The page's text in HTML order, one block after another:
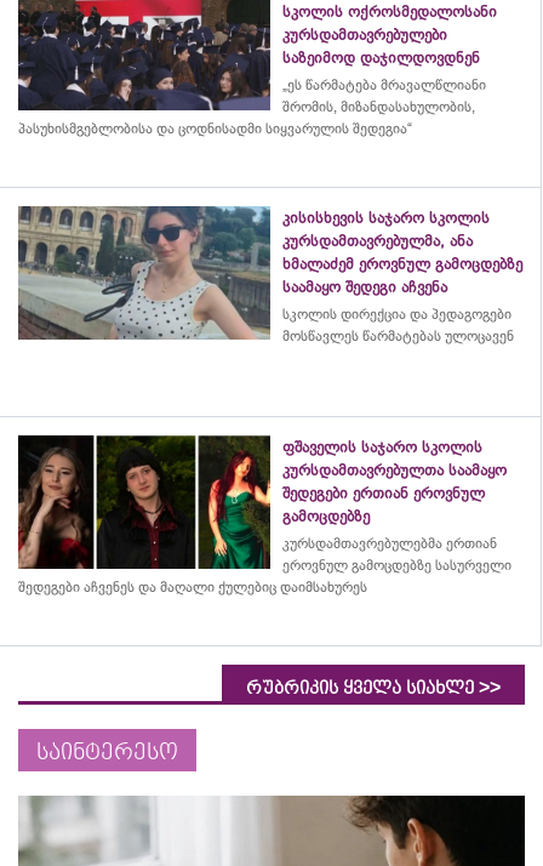
სკოლის ოქროსმედალოსანი
კურსდამთავრებულები
საზეიმოდ დაჯილდოვდნენ
„ეს წარმატება მრავალწლიანი
შრომის, მიზანდასახულობის,
პასუხისმგებლობისა და ცოდნისადმი სიყვარულის შედეგია“
კისისხევის საჯარო სკოლის
კურსდამთავრებულმა, ანა
ხმალაძემ ეროვნულ გამოცდებზე
საამაყო შედეგი აჩვენა
სკოლის დირექცია და პედაგოგები
მოსწავლეს წარმატებას ულოცავენ
ფშაველის საჯარო სკოლის
კურსდამთავრებულთა საამაყო
შედეგები ერთიან ეროვნულ
გამოცდებზე
კურსდამთავრებულებმა ერთიან
ეროვნულ გამოცდებზე სასურველი
შედეგები აჩვენეს და მაღალი ქულებიც დაიმსახურეს
რუბრიკის ყველა სიახლე >>
საინტერესო